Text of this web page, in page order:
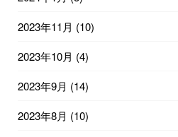
2023年11月 (10)
2023年10月 (4)
2023年9月 (14)
2023年8月 (10)